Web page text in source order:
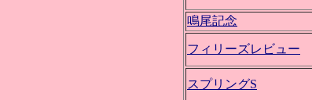
鳴尾記念
フィリーズレビュー
スプリングS